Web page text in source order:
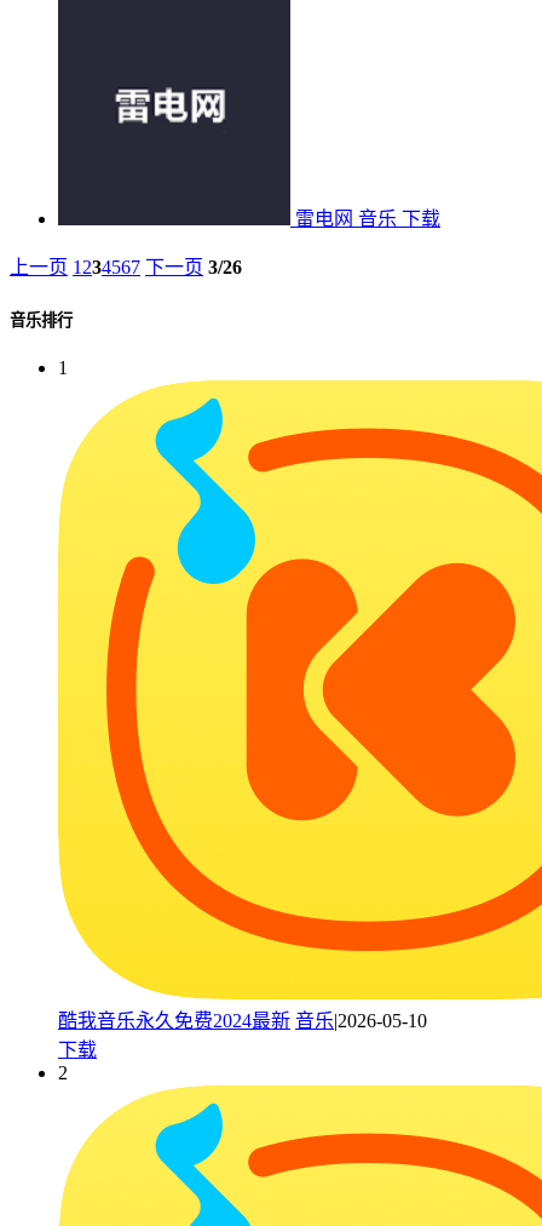
雷电网 音乐 下载
上一页 1 234567 下一页 3/26
音乐排行
1
酷我音乐永久免费2024最新 音乐|2026-05-10
下载
2